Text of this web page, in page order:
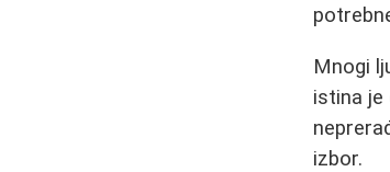
Mnogi
istina je
izbor.